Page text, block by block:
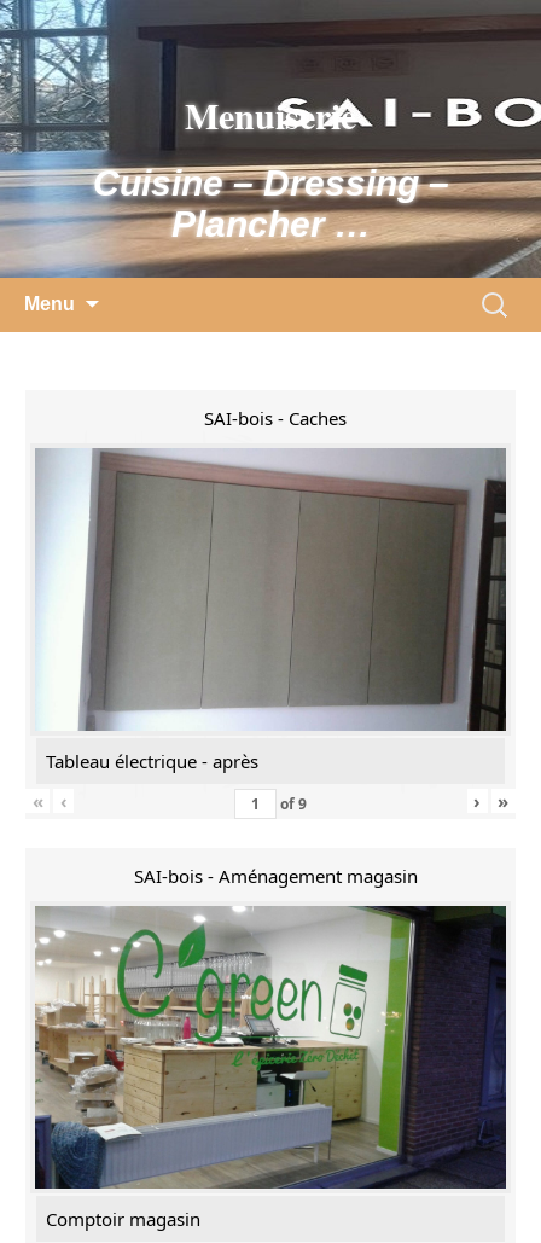
Skip
to
content
Menuiserie
Cuisine – Dressing –
Plancher …
Menu
Search
for:
SAI-bois - Caches
Tableau électrique - après
«
‹ of9 › »
SAI-bois - Aménagement magasin
Comptoir magasin